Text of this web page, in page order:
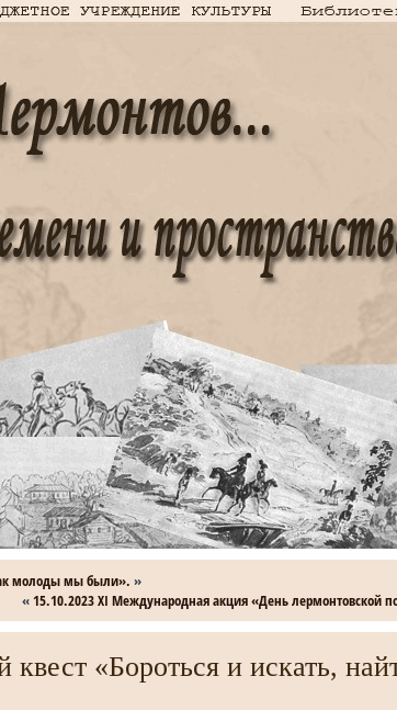
молоды мы были». »
«15.10.2023 XI Международная акция «День​ лермонтовской​
квест «Бороться и искать,